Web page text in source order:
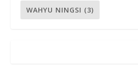
WAHYU NINGSI (3)